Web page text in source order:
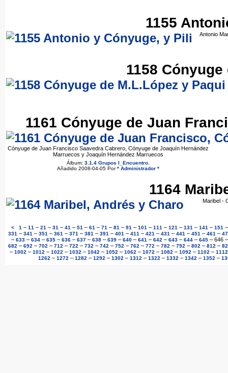
1155
Antonio
1158
1161 Cónyuge de Juan
Cónyuge de Juan Francisco Saavedra Cabrero, Cónyuge de Joaquín Hernández
Marruecos y Joaquín Hernández Marruecos
Álbum: 3.1.4 Grupos I_Encuentro.
Añadido 2008-04-05 Por* Administrador *
1164
Maribel -
< 1 – 11 – 21 – 31 – 41 – 51 – 61 – 71 – 81 – 91 – 101 – 111 – 121 – 131 – 141 – 151
331 – 341 – 351 – 361 – 371 – 381 – 391 – 401 – 411 – 421 – 431 – 441 – 451 – 461 –
– 633 – 634 – 635 – 636 – 637 – 638 – 639 – 640 – 641 – 642 – 643 – 644 – 645 – 646
682 – 692 – 702 – 712 – 722 – 732 – 742 – 752 – 762 – 772 – 782 – 792 – 802 – 812 –
– 1002 – 1012 – 1022 – 1032 – 1042 – 1052 – 1062 – 1072 – 1082 – 1092 – 1102 – 1112
1262 – 1272 – 1282 – 1292 – 1302 – 1312 – 1322 – 1332 – 1342 – 1352 –